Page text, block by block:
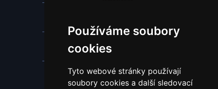
Používáme soubory
cookies
Tyto webové stránky používají
soubory cookies a další sledovací
Nástroje pro ohraňovací lisy
Spotřební materiál a nástroje